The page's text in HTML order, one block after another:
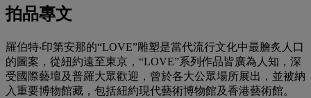
拍品專文
羅伯特‧印第安那的“LOVE”雕塑是當代流行文化中最膾炙人口
的圖案，從紐約遠至東京，“LOVE”系列作品皆廣為人知，深
受國際藝壇及普羅大眾歡迎，曾於各大公眾場所展出，並被納
入重要博物館藏，包括紐約現代藝術博物館及香港藝術館。